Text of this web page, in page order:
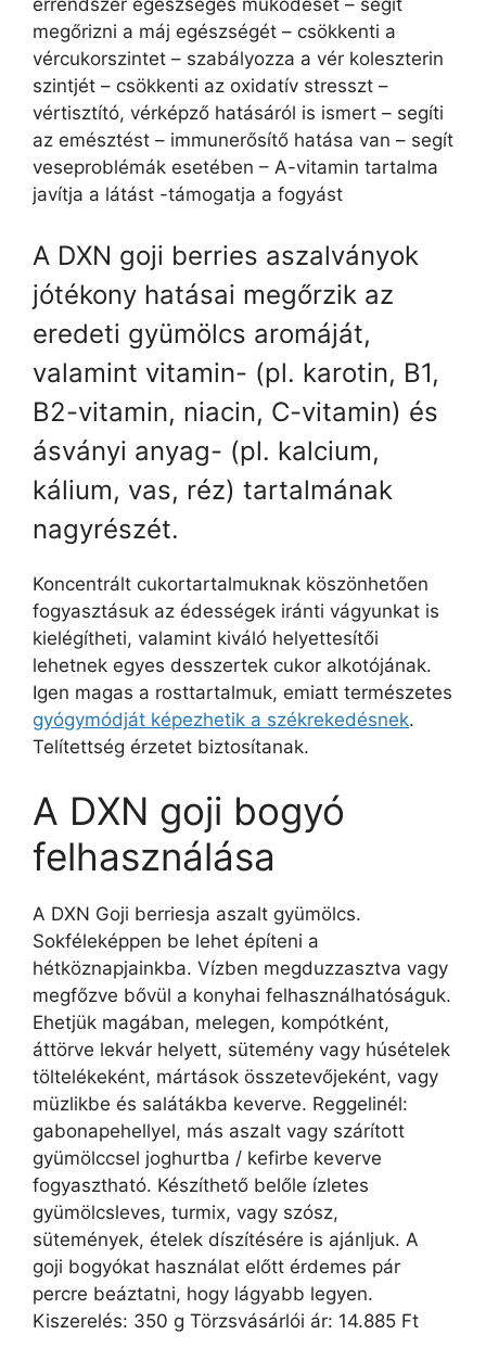
érrendszer egészséges működését – segít
megőrizni a máj egészségét – csökkenti a
vércukorszintet – szabályozza a vér koleszterin
szintjét – csökkenti az oxidatív stresszt –
vértisztító, vérképző hatásáról is ismert – segíti
az emésztést – immunerősítő hatása van – segít
veseproblémák esetében – A-vitamin tartalma
javítja a látást -támogatja a fogyást
A DXN goji berries aszalványok
jótékony hatásai megőrzik az
eredeti gyümölcs aromáját,
valamint vitamin- (pl. karotin, B1,
B2-vitamin, niacin, C-vitamin) és
ásványi anyag- (pl. kalcium,
kálium, vas, réz) tartalmának
nagyrészét.
Koncentrált cukortartalmuknak köszönhetően
fogyasztásuk az édességek iránti vágyunkat is
kielégítheti, valamint kiváló helyettesítői
lehetnek egyes desszertek cukor alkotójának.
Igen magas a rosttartalmuk, emiatt természetes
gyógymódját képezhetik a székrekedésnek.
Telítettség érzetet biztosítanak.
A DXN goji bogyó
felhasználása
A DXN Goji berriesja aszalt gyümölcs.
Sokféleképpen be lehet építeni a
hétköznapjainkba. Vízben megduzzasztva vagy
megfőzve bővül a konyhai felhasználhatóságuk.
Ehetjük magában, melegen, kompótként,
áttörve lekvár helyett, sütemény vagy húsételek
töltelékeként, mártások összetevőjeként, vagy
müzlikbe és salátákba keverve. Reggelinél:
gabonapehellyel, más aszalt vagy szárított
gyümölccsel joghurtba / kefirbe keverve
fogyasztható. Készíthető belőle ízletes
gyümölcsleves, turmix, vagy szósz,
sütemények, ételek díszítésére is ajánljuk. A
goji bogyókat használat előtt érdemes pár
percre beáztatni, hogy lágyabb legyen.
Kiszerelés: 350 g Törzsvásárlói ár: 14.885 Ft